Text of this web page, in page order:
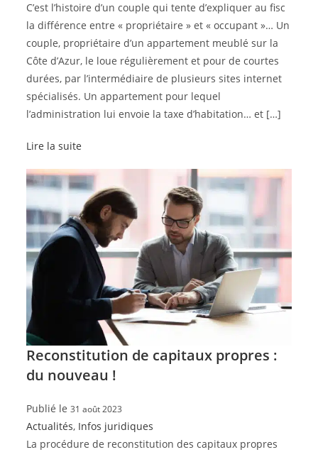
C’est l’histoire d’un couple qui tente d’expliquer au fisc
la différence entre « propriétaire » et « occupant »… Un
couple, propriétaire d’un appartement meublé sur la
Côte d’Azur, le loue régulièrement et pour de courtes
durées, par l’intermédiaire de plusieurs sites internet
spécialisés. Un appartement pour lequel
l’administration lui envoie la taxe d’habitation… et […]
Lire la suite
Reconstitution de capitaux propres :
du nouveau !
Publié le31 août 2023
Actualités, Infos juridiques
La procédure de reconstitution des capitaux propres